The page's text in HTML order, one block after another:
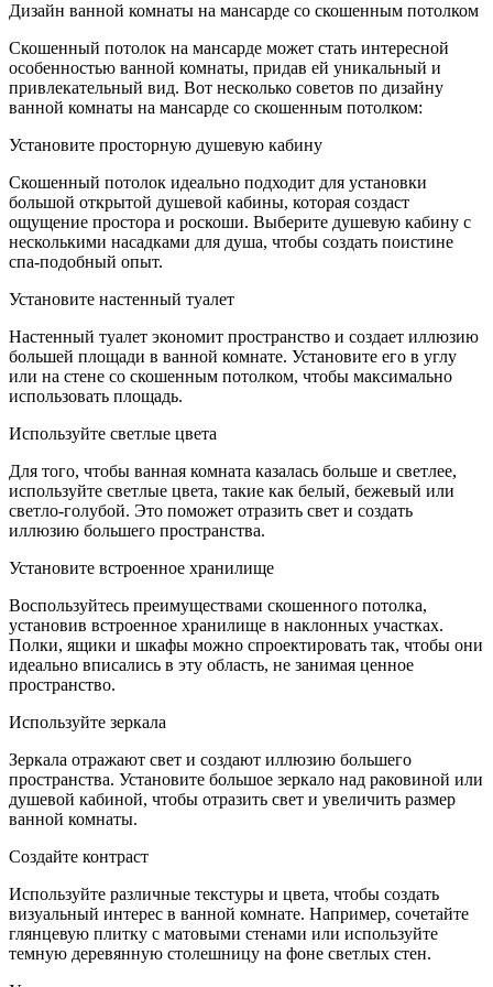
на
дизайн
Дизайн ванной комнаты на мансарде со скошенным потолком
Скошенный потолок на мансарде может стать интересной
особенностью ванной комнаты, придав ей уникальный и
привлекательный вид. Вот несколько советов по дизайну
ванной комнаты на мансарде со скошенным потолком:
Установите просторную душевую кабину
Скошенный потолок идеально подходит для установки
большой открытой душевой кабины, которая создаст
ощущение простора и роскоши. Выберите душевую кабину с
несколькими насадками для душа, чтобы создать поистине
спа-подобный опыт.
Установите настенный туалет
Настенный туалет экономит пространство и создает иллюзию
большей площади в ванной комнате. Установите его в углу
или на стене со скошенным потолком, чтобы максимально
использовать площадь.
Используйте светлые цвета
Для того, чтобы ванная комната казалась больше и светлее,
используйте светлые цвета, такие как белый, бежевый или
светло-голубой. Это поможет отразить свет и создать
иллюзию большего пространства.
Установите встроенное хранилище
Воспользуйтесь преимуществами скошенного потолка,
установив встроенное хранилище в наклонных участках.
Полки, ящики и шкафы можно спроектировать так, чтобы они
идеально вписались в эту область, не занимая ценное
пространство.
Используйте зеркала
Зеркала отражают свет и создают иллюзию большего
пространства. Установите большое зеркало над раковиной или
душевой кабиной, чтобы отразить свет и увеличить размер
ванной комнаты.
Создайте контраст
Используйте различные текстуры и цвета, чтобы создать
визуальный интерес в ванной комнате. Например, сочетайте
глянцевую плитку с матовыми стенами или используйте
темную деревянную столешницу на фоне светлых стен.